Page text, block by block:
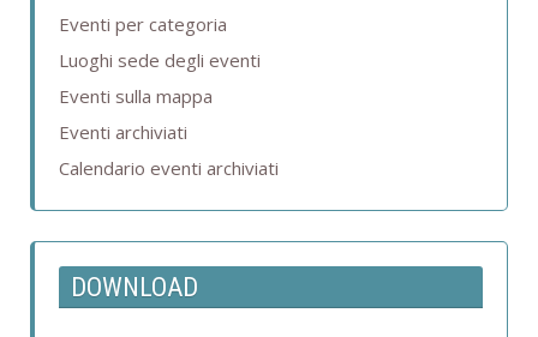
Eventi per categoria
Luoghi sede degli eventi
Eventi sulla mappa
Eventi archiviati
Calendario eventi archiviati
DOWNLOAD